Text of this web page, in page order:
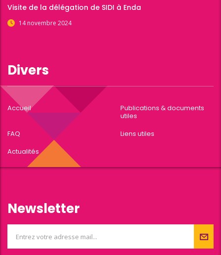
Visite de la délégation de SIDI à Enda
14 novembre 2024
Divers
Accueil
Publications & documents
utiles
FAQ
Liens utiles
Actualités
Newsletter